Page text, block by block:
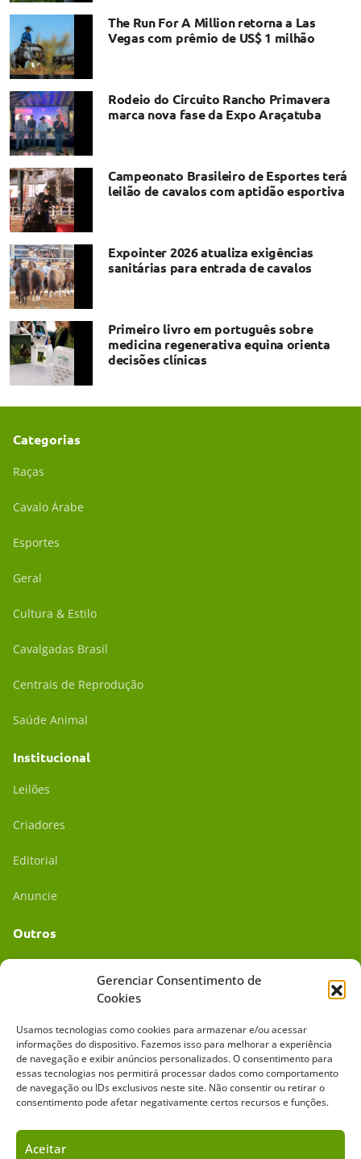
Gerenciar Consentimento de
Cookies
Usamos tecnologias como cookies para armazenar e/ou acessar
informações do dispositivo. Fazemos isso para melhorar a experiência
de navegação e exibir anúncios personalizados. O consentimento para
essas tecnologias nos permitirá processar dados como comportamento
de navegação ou IDs exclusivos neste site. Não consentir ou retirar o
consentimento pode afetar negativamente certos recursos e funções.
Aceitar
The Run For A Million retorna a Las
Vegas com prêmio de US$ 1 milhão
Rodeio do Circuito Rancho Primavera
marca nova fase da Expo Araçatuba
Campeonato Brasileiro de Esportes terá
leilão de cavalos com aptidão esportiva
Expointer 2026 atualiza exigências
sanitárias para entrada de cavalos
Primeiro livro em português sobre
medicina regenerativa equina orienta
decisões clínicas
Categorias
Raças
Cavalo Árabe
Esportes
Geral
Cultura & Estilo
Cavalgadas Brasil
Centrais de Reprodução
Saúde Animal
Institucional
Leilões
Criadores
Editorial
Anuncie
Outros
Mídia Kit